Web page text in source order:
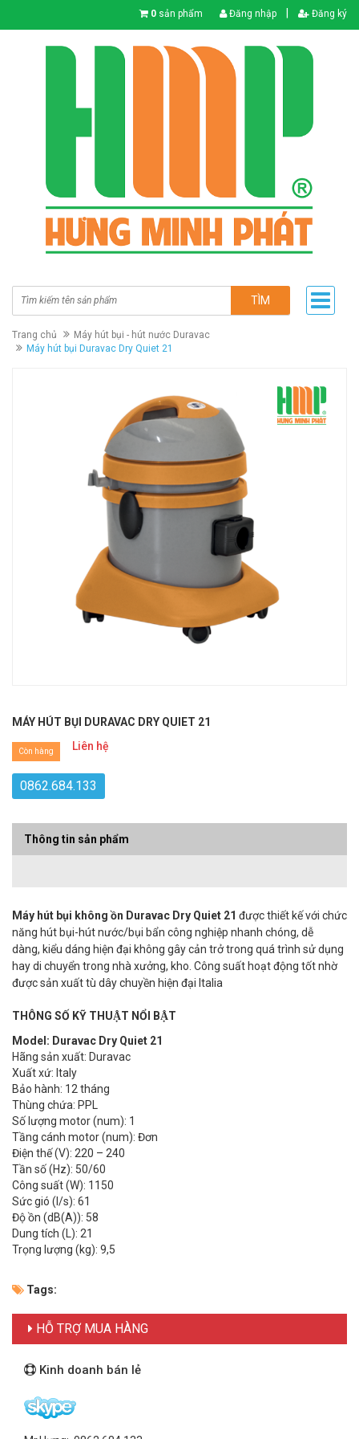
0 sản phẩm Đăng nhập Đăng ký
TÌM
Trang chủ
Máy hút bụi - hút nước Duravac
Máy hút bụi Duravac Dry Quiet 21
MÁY HÚT BỤI DURAVAC DRY QUIET 21
Liên hệ
Còn hàng
0862.684.133
Thông tin sản phẩm
Máy hút bụi không ồn Duravac Dry Quiet 21 được thiết kế với chức
năng hút bụi-hút nước/bụi bẩn công nghiệp nhanh chóng, dễ
dàng, kiểu dáng hiện đại không gây cản trở trong quá trình sử dụng
hay di chuyển trong nhà xưởng, kho. Công suất hoạt động tốt nhờ
được sản xuất tù dây chuyền hiện đại Italia
THÔNG SỐ KỸ THUẬT NỔI BẬT
Model: Duravac Dry Quiet 21
Hãng sản xuất: Duravac
Xuất xứ: Italy
Bảo hành: 12 tháng
Thùng chứa: PPL
Số lượng motor (num): 1
Tầng cánh motor (num): Đơn
Điện thế (V): 220 – 240
Tần số (Hz): 50/60
Công suất (W): 1150
Sức gió (l/s): 61
Độ ồn (dB(A)): 58
Dung tích (L): 21
Trọng lượng (kg): 9,5
Tags:
HỖ TRỢ MUA HÀNG
Kinh doanh bán lẻ